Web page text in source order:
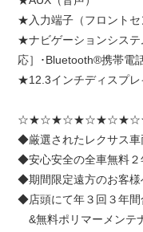
★入力端子（フロントセ
★ナビゲーションシステ
応］･Bluetooth®携帯電
★12.3インチディスプレ
◆厳選されたレクサス車
◆安心安全の全車無料２
◆期間限定遠方のお客様
◆店頭にて年３回３年間
&無料ポリマーメンテ